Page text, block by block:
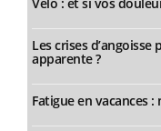
Les crises
apparente ?
Fatigue en vacances